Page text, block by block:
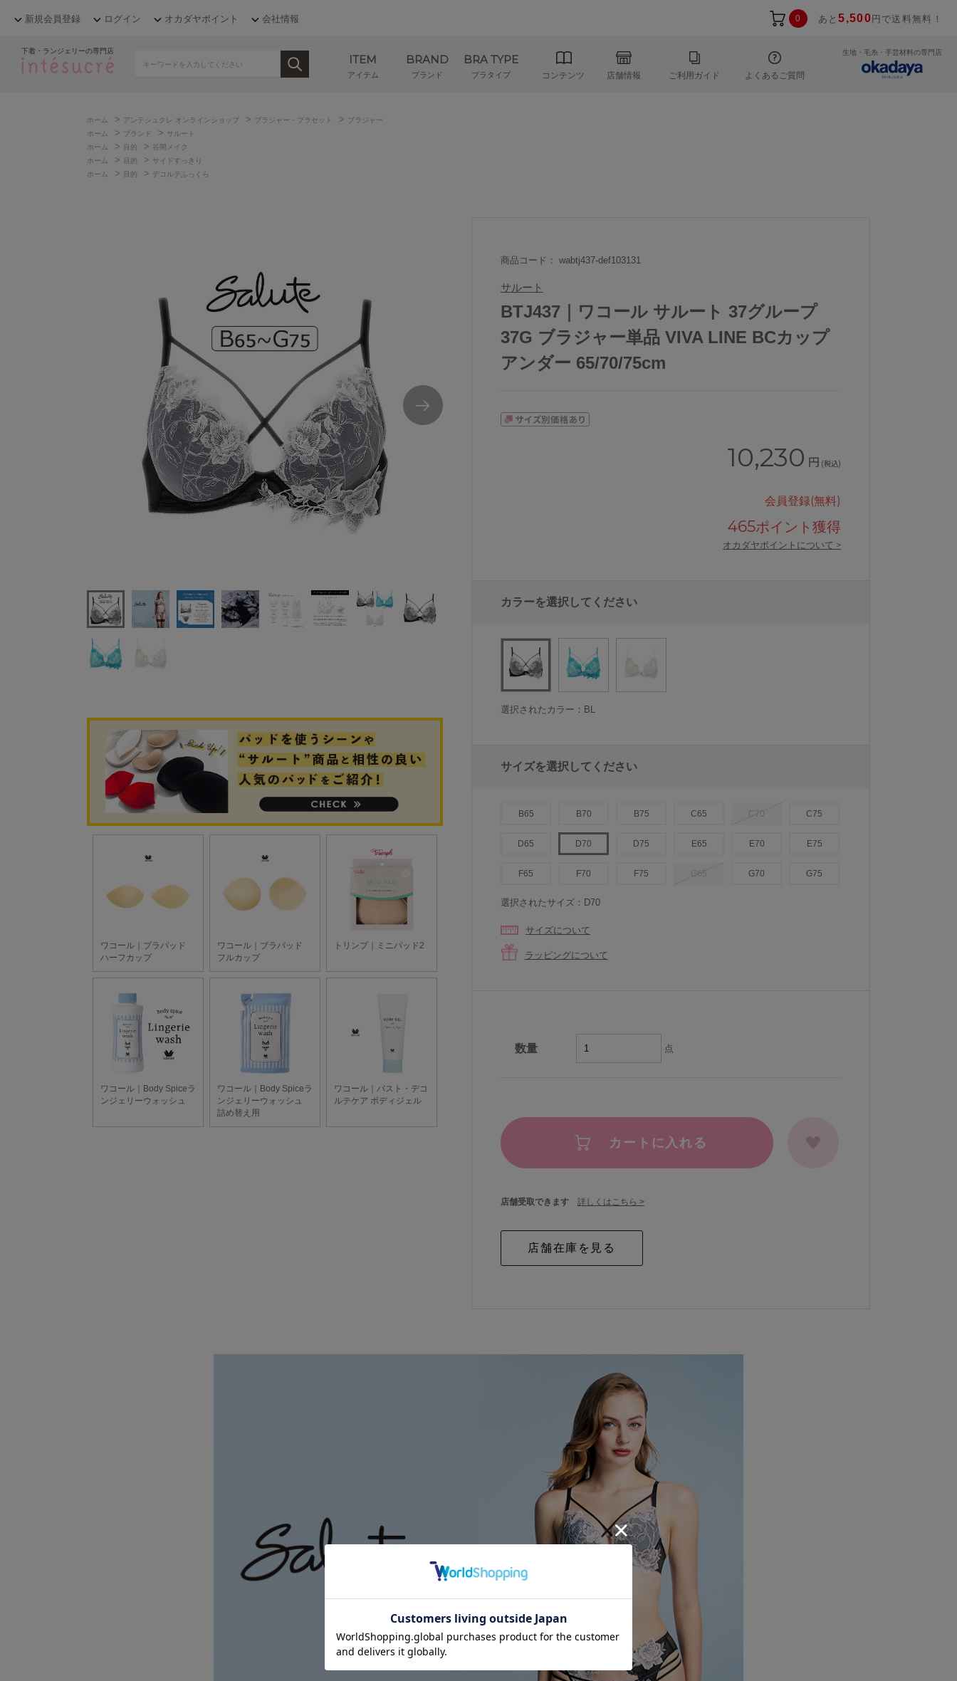
新規会員登録 ログイン オカダヤポイント 会社情報 0 あと5,500 円で送料無料！
下着・ランジェリーの専門店
ITEM
アイテム
BRAND
ブランド
BRA TYPE
ブラタイプ コンテンツ 店舗情報 ご利用ガイド よくあるご質問
生地・毛糸・手芸材料の専門店
ホーム > アンテシュクレ オンラインショップ > ブラジャー・ブラセット > ブラジャー
ホーム
> ブランド > サルート
ホーム
> 目的 > 谷間メイク
ホーム
> 目的 > サイドすっきり
ホーム
> 目的 > デコルテふっくら
商品コード： wabtj437-def103131
サルート
BTJ437｜ワコール サルート 37グループ
37G ブラジャー単品 VIVA LINE BCカップ
アンダー 65/70/75cm
10,230 円 (税込)
会員登録(無料)
465ポイント獲得
オカダヤポイントについて >
カラーを選択してください
選択されたカラー：BL
サイズを選択してください
B65 B70 B75 C65 C70 C75
D65 D70 D75 E65 E70 E75
F65 F70 F75 G65 G70 G75
選択されたサイズ：D70
サイズについて
ラッピングについて
数量 点
カートに入れる
店舗受取できます 詳しくはこちら >